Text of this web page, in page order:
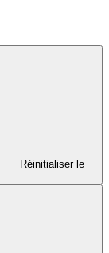
Réinitialiser le